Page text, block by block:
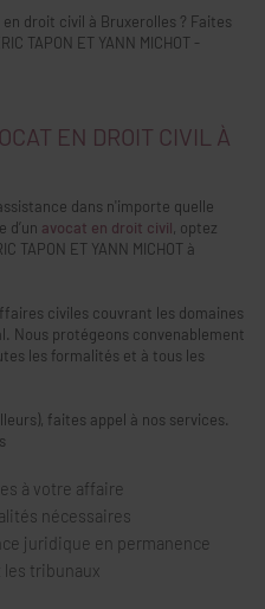
droit civil à Bruxerolles ? Faites
TAPON ET YANN MICHOT -
EN DROIT CIVIL À
dans n'importe quelle
d’un avocat en droit civil, optez
TAPON ET YANN MICHOT à
civiles couvrant les domaines
Nous protégeons convenablement
les formalités et à tous les
faites appel à nos services.
à votre affaire
nécessaires
juridique en permanence
tribunaux